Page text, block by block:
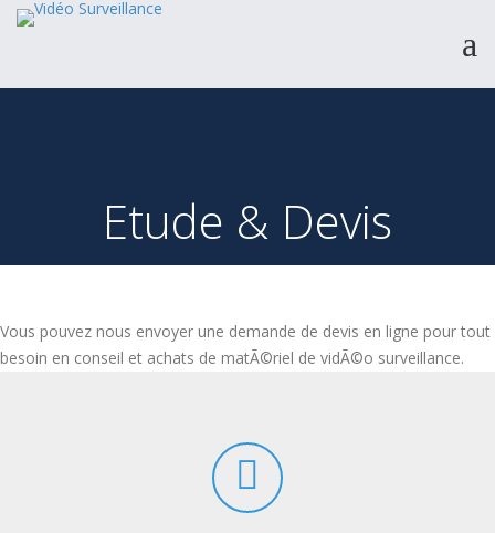
Services & Expertise
Etude & Devis
Vous pouvez nous envoyer une demande de devis en ligne pour tout
besoin en conseil et achats de matÃ©riel de vidÃ©o surveillance.